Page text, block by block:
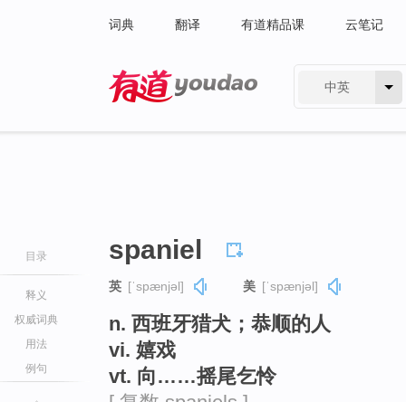
词典 翻译 有道精品课 云笔记
中英
目录
释义
权威词典
用法
例句
spaniel
英 [ˈspænjəl] 美 [ˈspænjəl]
n. 西班牙猎犬；恭顺的人
vi. 嬉戏
vt. 向……摇尾乞怜